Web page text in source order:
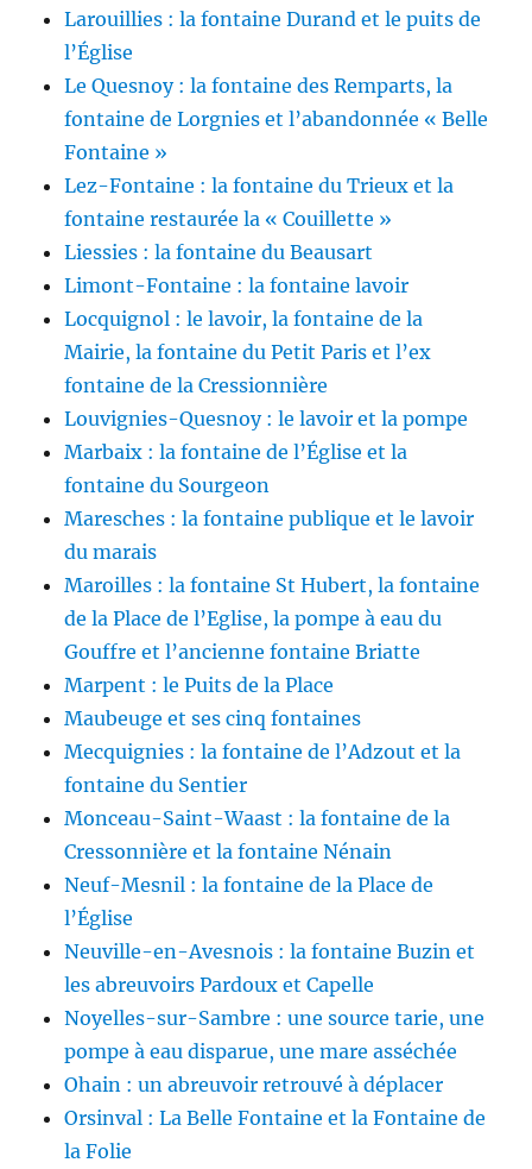
Larouillies : la fontaine Durand et le puits de
l’Église
Le Quesnoy : la fontaine des Remparts, la
fontaine de Lorgnies et l’abandonnée « Belle
Fontaine »
Lez-Fontaine : la fontaine du Trieux et la
fontaine restaurée la « Couillette »
Liessies : la fontaine du Beausart
Limont-Fontaine : la fontaine lavoir
Locquignol : le lavoir, la fontaine de la
Mairie, la fontaine du Petit Paris et l’ex
fontaine de la Cressionnière
Louvignies-Quesnoy : le lavoir et la pompe
Marbaix : la fontaine de l’Église et la
fontaine du Sourgeon
Maresches : la fontaine publique et le lavoir
du marais
Maroilles : la fontaine St Hubert, la fontaine
de la Place de l’Eglise, la pompe à eau du
Gouffre et l’ancienne fontaine Briatte
Marpent : le Puits de la Place
Maubeuge et ses cinq fontaines
Mecquignies : la fontaine de l’Adzout et la
fontaine du Sentier
Monceau-Saint-Waast : la fontaine de la
Cressonnière et la fontaine Nénain
Neuf-Mesnil : la fontaine de la Place de
l’Église
Neuville-en-Avesnois : la fontaine Buzin et
les abreuvoirs Pardoux et Capelle
Noyelles-sur-Sambre : une source tarie, une
pompe à eau disparue, une mare asséchée
Ohain : un abreuvoir retrouvé à déplacer
Orsinval : La Belle Fontaine et la Fontaine de
la Folie